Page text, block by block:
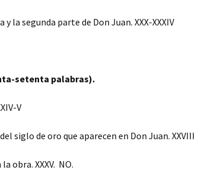
la segunda parte de Don Juan. XXX-XXXIV
setenta palabras).
V
siglo de oro que aparecen en Don Juan. XXVIII
obra. XXXV. NO.